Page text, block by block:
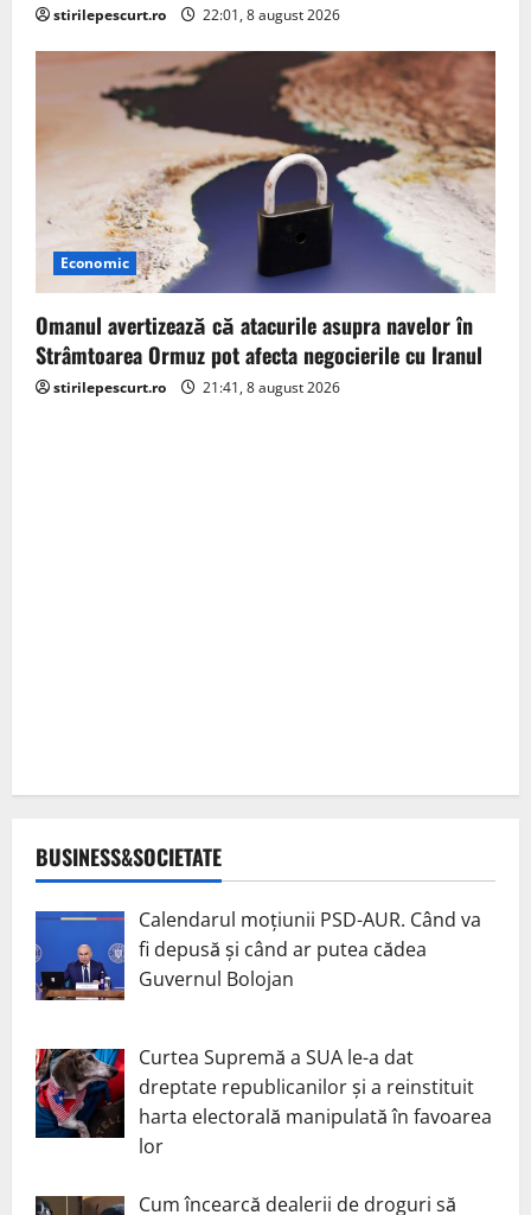
stirilepescurt.ro 22:01, 8 august 2026
Economic
Omanul avertizează că atacurile asupra navelor în
Strâmtoarea Ormuz pot afecta negocierile cu Iranul
stirilepescurt.ro 21:41, 8 august 2026
BUSINESS&SOCIETATE
Calendarul moțiunii PSD-AUR. Când va
fi depusă și când ar putea cădea
Guvernul Bolojan
Curtea Supremă a SUA le-a dat
dreptate republicanilor și a reinstituit
harta electorală manipulată în favoarea
lor
Cum încearcă dealerii de droguri să